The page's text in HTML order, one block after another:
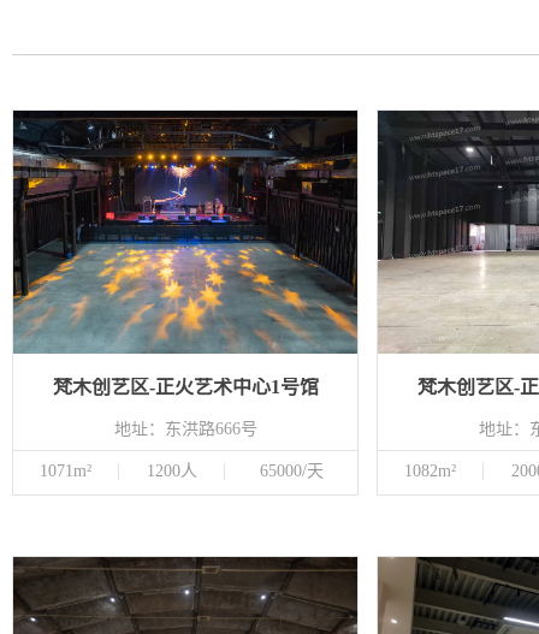
梵木创艺区-正火艺术中心1号馆
地址：东洪路666号
1071m² 1200人 65000/天
梵木创艺区-
地址：
1082m²